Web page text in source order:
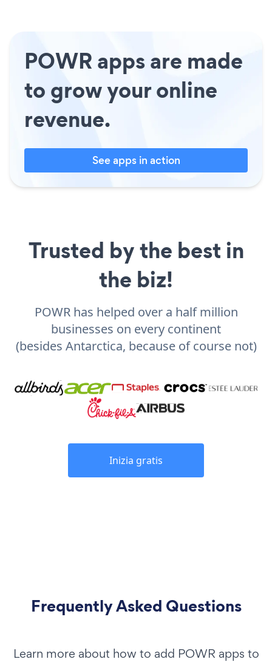
POWR apps are made
to grow your online
revenue.
See apps in action
Trusted by the best in
the biz!
POWR has helped over a half million
businesses on every continent
(besides Antarctica, because of course not)
Inizia gratis
Frequently Asked Questions
Learn more about how to add POWR apps to